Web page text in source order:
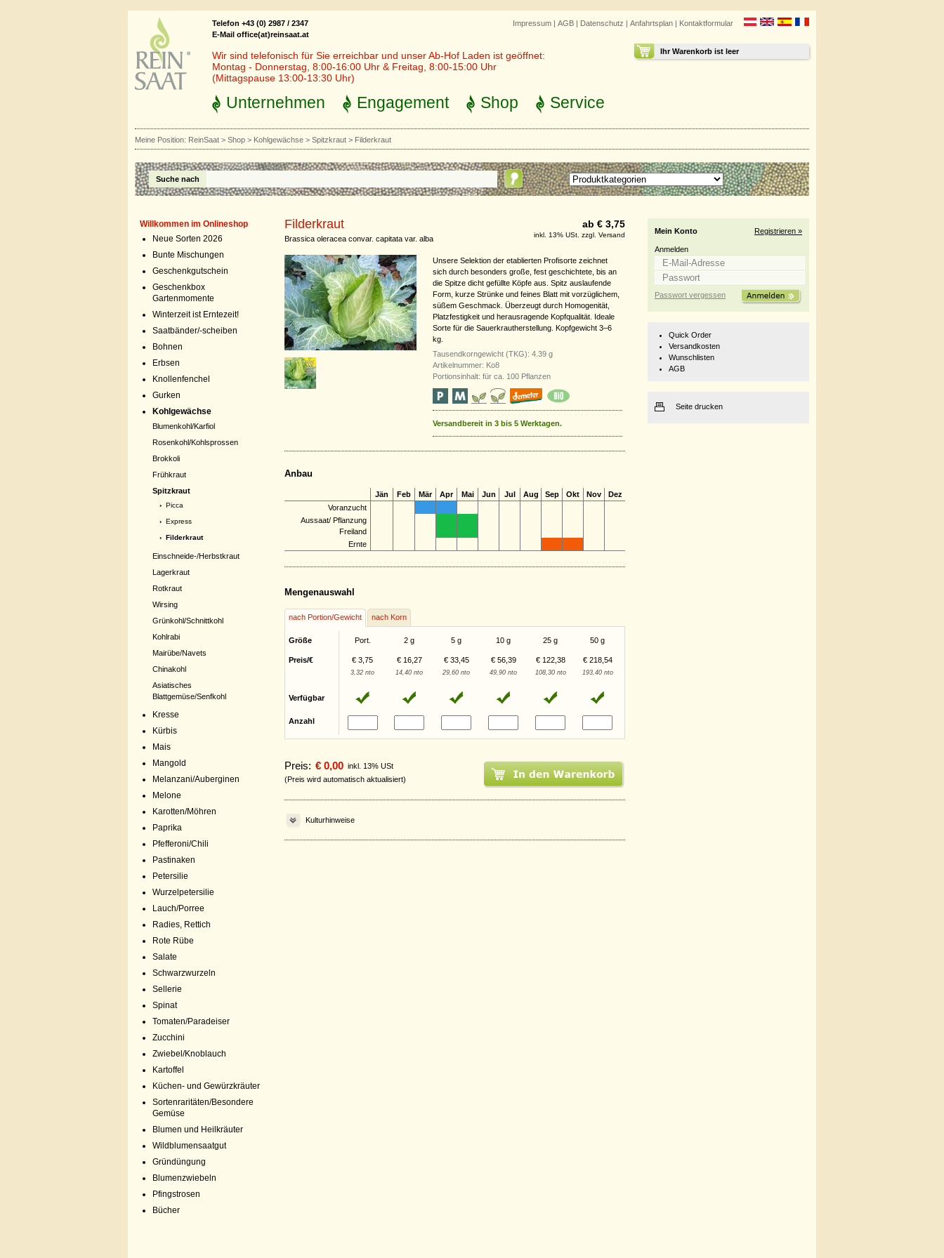
Impressum | AGB | Datenschutz | Anfahrtsplan | Kontaktformular
Ihr Warenkorb ist leer
Telefon +43 (0) 2987 / 2347
E-Mail office(at)reinsaat.at
Wir sind telefonisch für Sie erreichbar und unser Ab-Hof Laden ist geöffnet:
Montag - Donnerstag, 8:00-16:00 Uhr & Freitag, 8:00-15:00 Uhr
(Mittagspause 13:00-13:30 Uhr)
Unternehmen Engagement Shop Service
Meine Position: ReinSaat > Shop > Kohlgewächse > Spitzkraut > Filderkraut
Suche nach
Willkommen im Onlineshop
Neue Sorten 2026
Bunte Mischungen
Geschenkgutschein
Geschenkbox
Gartenmomente
Winterzeit ist Erntezeit!
Saatbänder/-scheiben
Bohnen
Erbsen
Knollenfenchel
Gurken
Kohlgewächse
Blumenkohl/Karfiol
Rosenkohl/Kohlsprossen
Brokkoli
Frühkraut
Spitzkraut
› Picca
› Express
› Filderkraut
Einschneide-/Herbstkraut
Lagerkraut
Rotkraut
Wirsing
Grünkohl/Schnittkohl
Kohlrabi
Mairübe/Navets
Chinakohl
Asiatisches
Blattgemüse/Senfkohl
Kresse
Kürbis
Mais
Mangold
Melanzani/Auberginen
Melone
Karotten/Möhren
Paprika
Pfefferoni/Chili
Pastinaken
Petersilie
Wurzelpetersilie
Lauch/Porree
Radies, Rettich
Rote Rübe
Salate
Schwarzwurzeln
Sellerie
Spinat
Tomaten/Paradeiser
Zucchini
Zwiebel/Knoblauch
Kartoffel
Küchen- und Gewürzkräuter
Sortenraritäten/Besondere
Gemüse
Blumen und Heilkräuter
Wildblumensaatgut
Gründüngung
Blumenzwiebeln
Pfingstrosen
Bücher
Filderkraut
Brassica oleracea convar. capitata var. alba
ab € 3,75
inkl. 13% USt. zzgl. Versand
Unsere Selektion der etablierten Profisorte zeichnet
sich durch besonders große, fest geschichtete, bis an
die Spitze dicht gefüllte Köpfe aus. Spitz auslaufende
Form, kurze Strünke und feines Blatt mit vorzüglichem,
süßem Geschmack. Überzeugt durch Homogenität,
Platzfestigkeit und herausragende Kopfqualität. Ideale
Sorte für die Sauerkrautherstellung. Kopfgewicht 3–6
kg.
Tausendkorngewicht (TKG): 4.39 g
Artikelnummer: Ko8
Portionsinhalt: für ca. 100 Pflanzen
Versandbereit in 3 bis 5 Werktagen.
Anbau
Jän Feb Mär Apr Mai Jun Jul Aug Sep Okt Nov
Dez
Voranzucht
Aussaat/ Pflanzung
Freiland
Ernte
Mengenauswahl
nach Portion/Gewicht nach Korn
Größe Port. 2 g 5 g 10 g 25 g 50 g
Preis/€ € 3,75 € 16,27 € 33,45 € 56,39 € 122,38 € 218,54
3,32 nto 14,40 nto 29,60 nto 49,90 nto 108,30 nto 193,40 nto
Verfügbar
Anzahl
Preis: € 0,00 inkl. 13% USt
(Preis wird automatisch aktualisiert)
Kulturhinweise
Mein Konto Registrieren »
Anmelden
Passwort vergessen
Quick Order
Versandkosten
Wunschlisten
AGB
Seite drucken